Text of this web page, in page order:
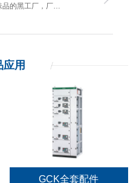
品的黑工厂，厂…
应用
GCK全套配件